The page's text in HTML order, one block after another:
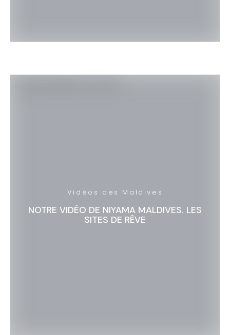
Vidéos des Maldives
NOTRE VIDÉO DE NIYAMA MALDIVES. LES
SITES DE RÊVE